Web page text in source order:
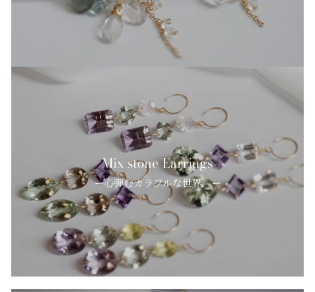
Mix stone Earrings
ー心弾むカラフルな世界。ー